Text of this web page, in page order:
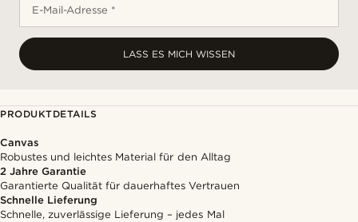
E-Mail-Adresse *
LASS ES MICH WISSEN
PRODUKTDETAILS
Canvas
Robustes und leichtes Material für den Alltag
2 Jahre Garantie
Garantierte Qualität für dauerhaftes Vertrauen
Schnelle Lieferung
Schnelle, zuverlässige Lieferung – jedes Mal